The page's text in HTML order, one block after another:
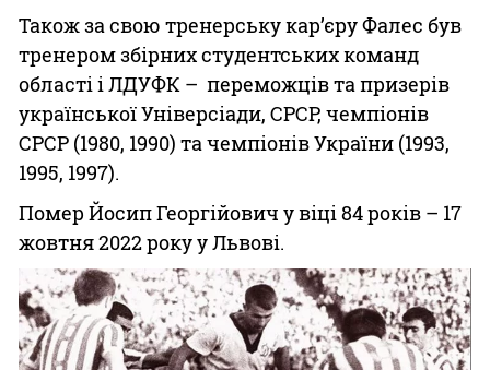
Також за свою тренерську кар’єру Фалес був
тренером збірних студентських команд
області і ЛДУФК – переможців та призерів
української Універсіади, СРСР, чемпіонів
СРСР (1980, 1990) та чемпіонів України (1993,
1995, 1997).
Помер Йосип Георгійович у віці 84 років – 17
жовтня 2022 року у Львові.